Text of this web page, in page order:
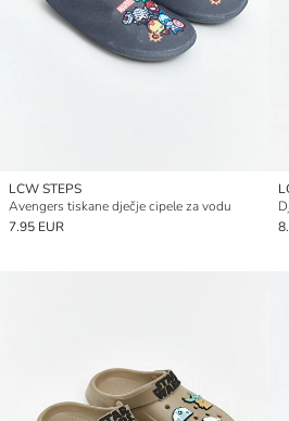
LCW STEPS
Avengers tiskane dječje cipele za vodu
7.95 EUR